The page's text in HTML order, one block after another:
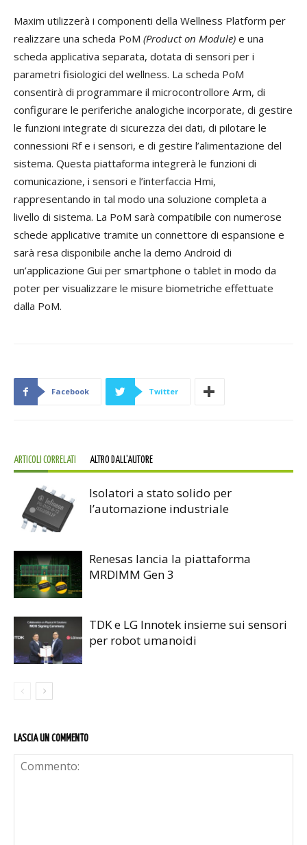
Maxim utilizzerà i componenti della Wellness Platform per
realizzare una scheda PoM (Product on Module) e una
scheda applicativa separata, dotata di sensori per i
parametri fisiologici del wellness. La scheda PoM
consentirà di programmare il microcontrollore Arm, di
configurare le periferiche analogiche incorporate, di gestire
le funzioni integrate di sicurezza dei dati, di pilotare le
connessioni Rf e i sensori, e di gestire l’alimentazione del
sistema. Questa piattaforma integrerà le funzioni di
comunicazione, i sensori e l’interfaccia Hmi,
rappresentando in tal modo una soluzione completa a
livello di sistema. La PoM sarà compatibile con numerose
schede applicative tramite un connettore di espansione e
sarà resa disponibile anche la demo Android di
un’applicazione Gui per smartphone o tablet in modo da
poter per visualizzare le misure biometriche effettuate
dalla PoM.
Facebook Twitter
ARTICOLI CORRELATI ALTRO DALL'AUTORE
Isolatori a stato solido per
l’automazione industriale
Renesas lancia la piattaforma
MRDIMM Gen 3
TDK e LG Innotek insieme sui sensori
per robot umanoidi
LASCIA UN COMMENTO